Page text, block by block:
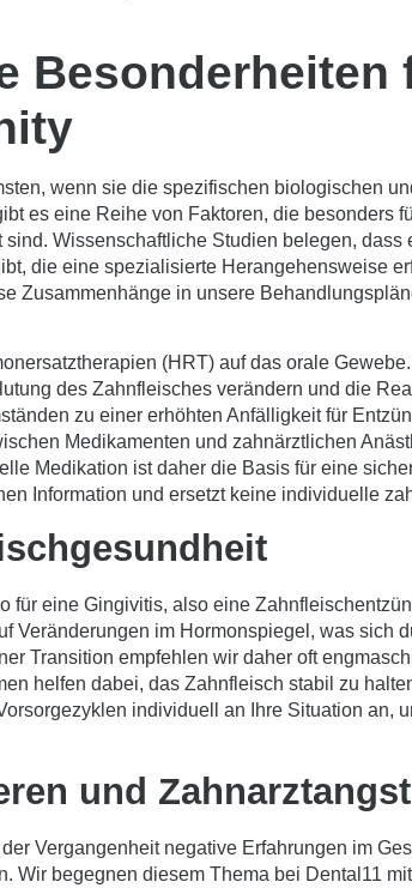
Besonderheiten
wenn sie die spezifischen biologischen
es eine Reihe von Faktoren, die besonders
Wissenschaftliche Studien belegen, dass
die eine spezialisierte Herangehensweise
Zusammenhänge in unsere
(HRT) auf das orale
des Zahnfleisches verändern und die
zu einer erhöhten Anfälligkeit für
Medikamenten und zahnärztlichen
Medikation ist daher die Basis für eine
Information und ersetzt keine individuelle
für eine Gingivitis, also eine
Veränderungen im Hormonspiegel, was sich
Transition empfehlen wir daher oft
helfen dabei, das Zahnfleisch stabil zu
individuell an Ihre Situation an,
und
Vergangenheit negative Erfahrungen im
Wir begegnen diesem Thema bei Dental11